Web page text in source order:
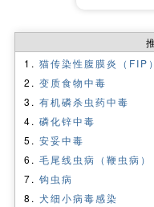
猫传染性腹膜炎（FIP）
变质食物中毒
有机磷杀虫药中毒
磷化锌中毒
安妥中毒
毛尾线虫病（鞭虫病）
钩虫病
犬细小病毒感染